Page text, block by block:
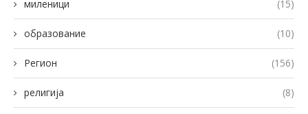
миленици (15)
образование (10)
Регион (156)
религија (8)